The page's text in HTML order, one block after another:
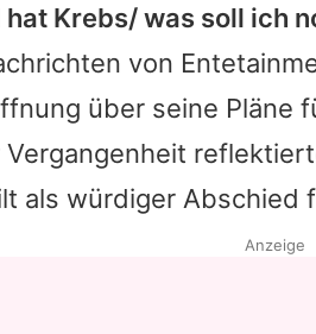
Krebs/ was soll ich
von
über seine Pläne
Vergangenheit
als würdiger Abschied
Anzeige